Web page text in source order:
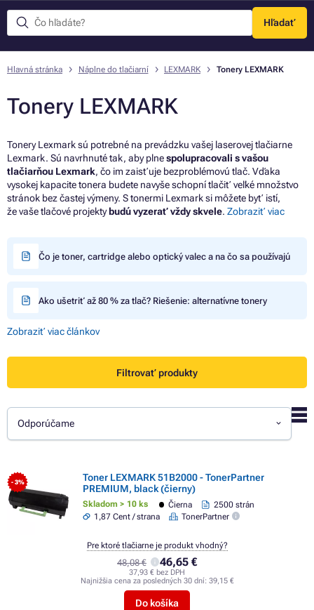
Hľadať
Menu
Hlavná stránka Náplne do tlačiarní LEXMARK Tonery LEXMARK
Tonery LEXMARK
Tonery Lexmark sú potrebné na prevádzku vašej laserovej tlačiarne
Lexmark. Sú navrhnuté tak, aby plnespolupracovali s vašou
tlačiarňou Lexmark, čo im zaisťuje bezproblémovú tlač. Vďaka
vysokej kapacite tonera budete navyše schopní tlačiť veľké množstvo
stránok bez častej výmeny. S tonermi Lexmark si môžete byť istí,
že vaše tlačové projektybudú vyzerať vždy skvele. Zobraziť viac
Čo je toner, cartridge alebo optický valec a na čo sa používajú
Ako ušetriť až 80 % za tlač? Riešenie: alternatívne tonery
Zobraziť viac článkov
Filtrovať produkty
Odporúčame
- 3%
Toner LEXMARK 51B2000 - TonerPartner
PREMIUM, black (čierny)
Skladom > 10 ks Čierna
2500 strán
1,87 Cent / strana
TonerPartner
48,08 € 46,65 €
37,93 € bez DPH
Najnižšia cena za posledných 30 dní: 39,15 €
Do košíka
Pre ktoré tlačiarne je produkt vhodný?